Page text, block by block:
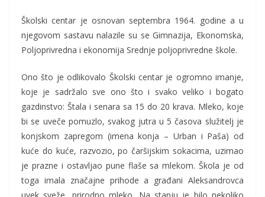
Školski centar je osnovan septembra 1964. godine a u
njegovom sastavu nalazile su se Gimnazija, Ekonomska,
Poljoprivredna i ekonomija Srednje poljoprivredne škole.
Ono što je odlikovalo Školski centar je ogromno imanje,
koje je sadržalo sve ono što i svako veliko i bogato
gazdinstvo: Štala i senara sa 15 do 20 krava. Mleko, koje
bi se uveče pomuzlo, svakog jutra u 5 časova služitelj je
konjskom zapregom (imena konja – Urban i Paša) od
kuće do kuće, razvozio, po čaršijskim sokacima, uzimao
je prazne i ostavljao pune flaše sa mlekom. Škola je od
toga imala značajne prihode a građani Aleksandrovca